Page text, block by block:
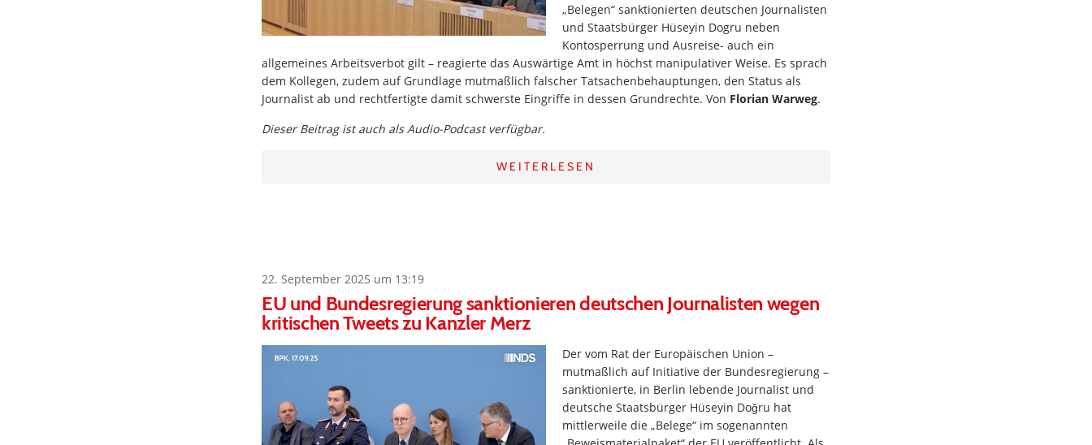
„Belegen“ sanktionierten deutschen Journalisten
und Staatsbürger Hüseyin Dogru neben
Kontosperrung und Ausreise- auch ein
allgemeines Arbeitsverbot gilt – reagierte das Auswärtige Amt in höchst manipulativer Weise. Es sprach
dem Kollegen, zudem auf Grundlage mutmaßlich falscher Tatsachenbehauptungen, den Status als
Journalist ab und rechtfertigte damit schwerste Eingriffe in dessen Grundrechte. Von Florian Warweg.
Dieser Beitrag ist auch als Audio-Podcast verfügbar.
WEITERLESEN
22. September 2025 um 13:19
EU und Bundesregierung sanktionieren deutschen Journalisten wegen
kritischen Tweets zu Kanzler Merz
Der vom Rat der Europäischen Union –
mutmaßlich auf Initiative der Bundesregierung –
sanktionierte, in Berlin lebende Journalist und
deutsche Staatsbürger Hüseyin Doğru hat
mittlerweile die „Belege“ im sogenannten